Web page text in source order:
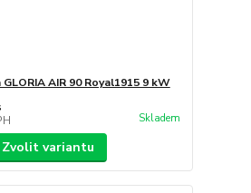
AIR 90 Royal1915 9 kW
Skladem
Zvolit variantu